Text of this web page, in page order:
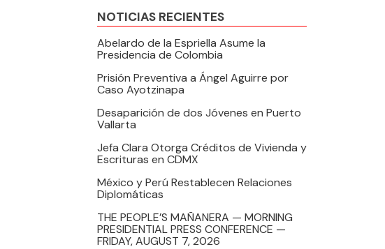
NOTICIAS RECIENTES
Abelardo de la Espriella Asume la
Presidencia de Colombia
Prisión Preventiva a Ángel Aguirre por
Caso Ayotzinapa
Desaparición de dos Jóvenes en Puerto
Vallarta
Jefa Clara Otorga Créditos de Vivienda y
Escrituras en CDMX
México y Perú Restablecen Relaciones
Diplomáticas
THE PEOPLE’S MAÑANERA — MORNING
PRESIDENTIAL PRESS CONFERENCE —
FRIDAY, AUGUST 7, 2026